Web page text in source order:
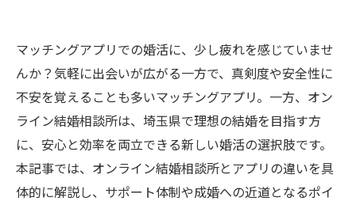
マッチングアプリでの婚活に、少し疲れを感じていませ
んか？気軽に出会いが広がる一方で、真剣度や安全性に
不安を覚えることも多いマッチングアプリ。一方、オン
ライン結婚相談所は、埼玉県で理想の結婚を目指す方
に、安心と効率を両立できる新しい婚活の選択肢です。
本記事では、オンライン結婚相談所とアプリの違いを具
体的に解説し、サポート体制や成婚への近道となるポイ